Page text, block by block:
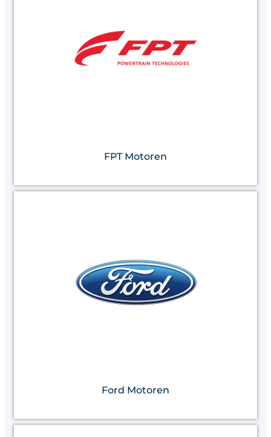
FPT Motoren
Ford Motoren